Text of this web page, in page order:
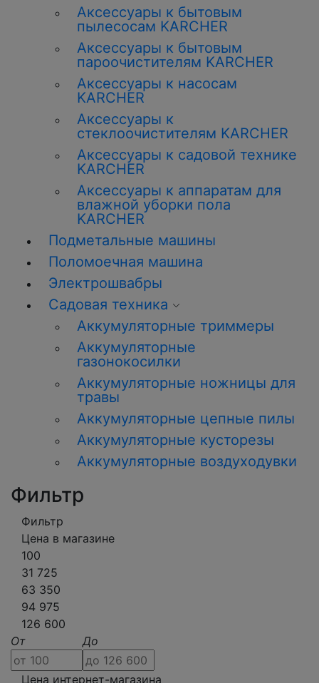
Аксессуары к бытовым
пылесосам KARCHER
Аксессуары к бытовым
пароочистителям KARCHER
Аксессуары к насосам
KARCHER
Аксессуары к
стеклоочистителям KARCHER
Аксессуары к садовой технике
KARCHER
Аксессуары к аппаратам для
влажной уборки пола
KARCHER
Подметальные машины
Поломоечная машина
Электрошвабры
Садовая техника
Аккумуляторные триммеры
Аккумуляторные
газонокосилки
Аккумуляторные ножницы для
травы
Аккумуляторные цепные пилы
Аккумуляторные кусторезы
Аккумуляторные воздуходувки
Фильтр
Фильтр
Цена в магазине
100
31 725
63 350
94 975
126 600
От
До
Цена интернет-магазина